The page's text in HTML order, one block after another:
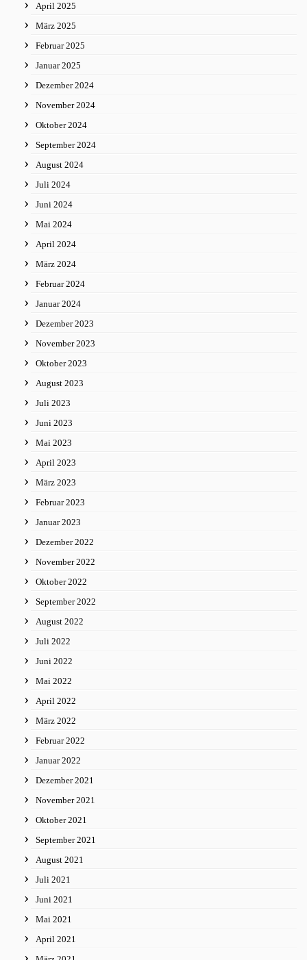
April 2025
März 2025
Februar 2025
Januar 2025
Dezember 2024
November 2024
Oktober 2024
September 2024
August 2024
Juli 2024
Juni 2024
Mai 2024
April 2024
März 2024
Februar 2024
Januar 2024
Dezember 2023
November 2023
Oktober 2023
August 2023
Juli 2023
Juni 2023
Mai 2023
April 2023
März 2023
Februar 2023
Januar 2023
Dezember 2022
November 2022
Oktober 2022
September 2022
August 2022
Juli 2022
Juni 2022
Mai 2022
April 2022
März 2022
Februar 2022
Januar 2022
Dezember 2021
November 2021
Oktober 2021
September 2021
August 2021
Juli 2021
Juni 2021
Mai 2021
April 2021